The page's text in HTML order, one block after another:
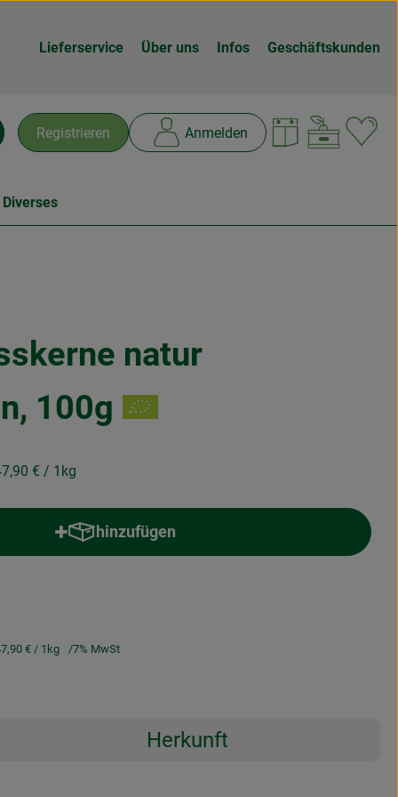
Lieferservice Über uns Infos Geschäftskunden
Registrieren Anmelden
natur
100g
€ / 1kg
hinzufügen
Produkt zum Warenkorb hinzufügen
€/ 1kg 7% MwSt
Herkunft